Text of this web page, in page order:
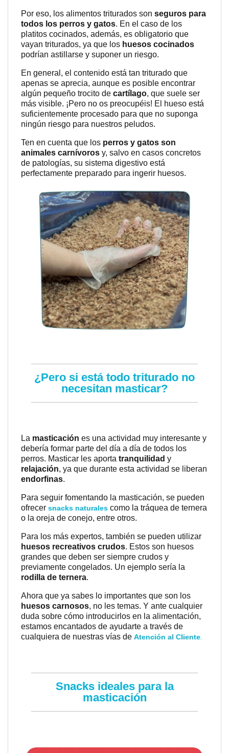
Por eso, los alimentos triturados son seguros para
todos los perros y gatos. En el caso de los
platitos cocinados, además, es obligatorio que
vayan triturados, ya que los huesos cocinados
podrían astillarse y suponer un riesgo.
En general, el contenido está tan triturado que
apenas se aprecia, aunque es posible encontrar
algún pequeño trocito de cartílago, que suele ser
más visible. ¡Pero no os preocupéis! El hueso está
suficientemente procesado para que no suponga
ningún riesgo para nuestros peludos.
Ten en cuenta que los perros y gatos son
animales carnívoros y, salvo en casos concretos
de patologías, su sistema digestivo está
perfectamente preparado para ingerir huesos.
¿Pero si está todo triturado no
necesitan masticar?
La masticación es una actividad muy interesante y
debería formar parte del día a día de todos los
perros. Masticar les aporta tranquilidad y
relajación, ya que durante esta actividad se liberan
endorfinas.
Para seguir fomentando la masticación, se pueden
ofrecer snacks naturales como la tráquea de ternera
o la oreja de conejo, entre otros.
Para los más expertos, también se pueden utilizar
huesos recreativos crudos. Estos son huesos
grandes que deben ser siempre crudos y
previamente congelados. Un ejemplo sería la
rodilla de ternera.
Ahora que ya sabes lo importantes que son los
huesos carnosos, no les temas. Y ante cualquier
duda sobre cómo introducirlos en la alimentación,
estamos encantados de ayudarte a través de
cualquiera de nuestras vías de Atención al Cliente.
Snacks ideales para la
masticación